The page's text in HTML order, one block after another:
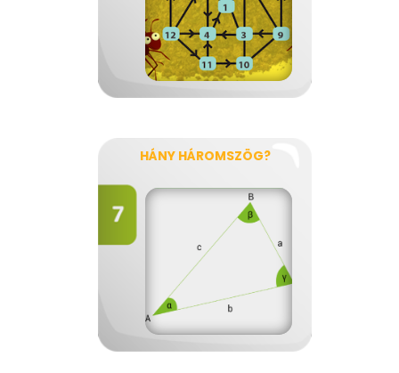
HÁNY HÁROMSZÖG?